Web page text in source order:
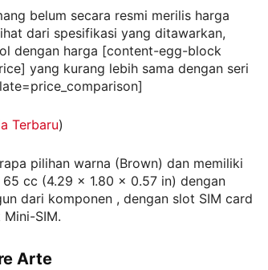
belum secara resmi merilis harga
dari spesifikasi yang ditawarkan,
dengan harga [content-egg-block
yang kurang lebih sama dengan seri
Terbaru)
pilihan warna (Brown) dan memiliki
cc (4.29 x 1.80 x 0.57 in) dengan
dari komponen , dengan slot SIM card
SIM.
Arte